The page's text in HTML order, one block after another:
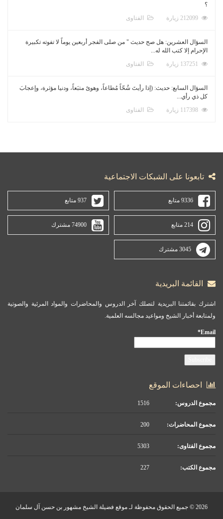
؟
الفتاوى
السؤال العشرين: هل صح حديث " من صلى الفجر أربعين يوماً لا تفوته تكبيرة
الإحرام إلا كتب الله له...
الفتاوى
السؤال السابع: حديث: (إذا رأيتَ شُحّاً مُطاعاً، وهوىً متبَعاً، ودنيا مؤثرة، وإعجابَ
كل ذي رأي...
الفتاوى
تابعونا على الشبكات الاجتماعية
9336 متابع 937 متابع
214 متابع 74900 مشترك
3045 مشترك
القائمة البريدية
اشترك بقائمتنا البريدية لتصلك آخر الدروس والمحاضرات والمواد المرئية والصوتية
ولمتابعة أخبار الشيخ ومواعيد مجالسه العلمية.
Email*
احصاءات الموقع
مجموع الدروس:
مجموع المحاضرات:
مجموع الفتاوى:
مجموع الكتب:
2026 © جميع الحقوق محفوظة لـ موقع فضيلة الشيخ مشهور بن حسن آل سلمان